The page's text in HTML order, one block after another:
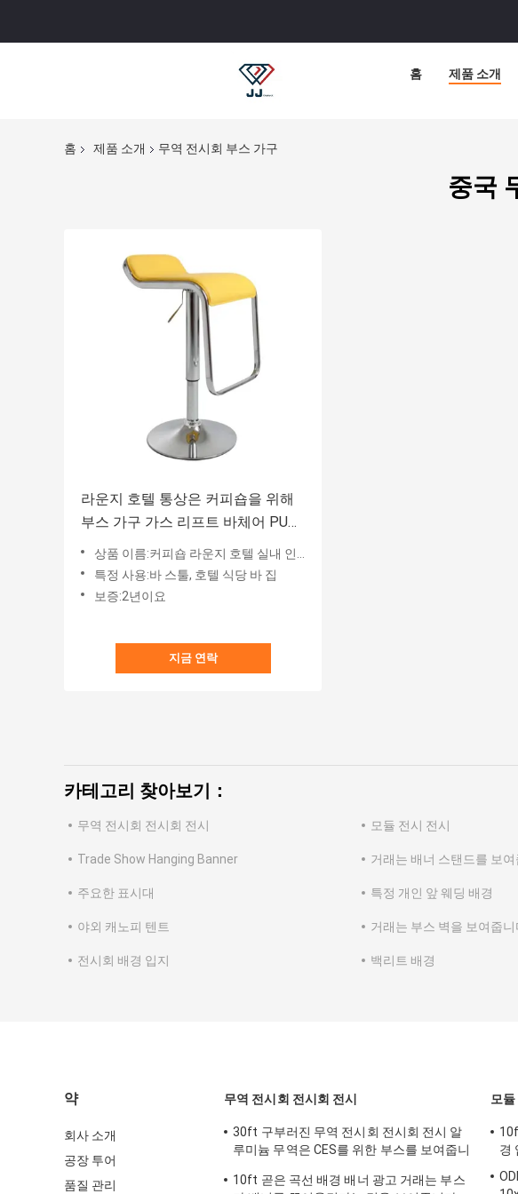
홈 제품 소개
홈 제품 소개 무역 전시회 부스 가구
중국
라운지 호텔 통상은 커피숍을 위해
부스 가구 가스 리프트 바체어 PU
포카테드를 보여줍니다
상품 이름:커피숍 라운지 호텔 실내 인양 바 의자 미용실 클럽 회전 금속 레더 바 의자
특정 사용:바 스툴, 호텔 식당 바 집
보증:2년이요
지금 연락
카테고리 찾아보기：
무역 전시회 전시회 전시 모듈 전시 전시
Trade Show Hanging Banner 거래는 배너 스탠드를 보
주요한 표시대 특정 개인 앞 웨딩 배경
야외 캐노피 텐트 거래는 부스 벽을 보여줍니
전시회 배경 입지 백리트 배경
약
회사 소개
공장 투어
품질 관리
무역 전시회 전시회 전시
30ft 구부러진 무역 전시회 전시회 전시 알
루미늄 무역은 CES를 위한 부스를 보여줍니
10ft 곧은 곡선 배경 배너 광고 거래는 부스
모듈
경